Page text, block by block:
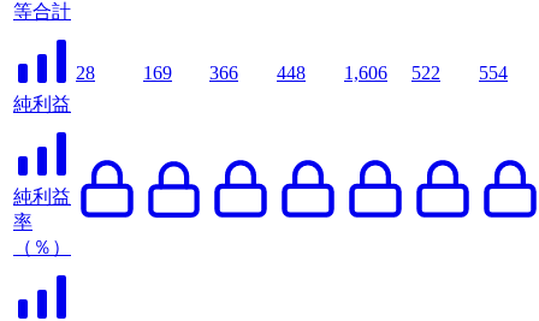
等合計
純利益
28 169 366 448 1,606 522 554
純利益
率
（％）